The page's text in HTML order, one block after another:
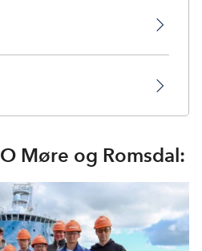
Møre og Romsdal: